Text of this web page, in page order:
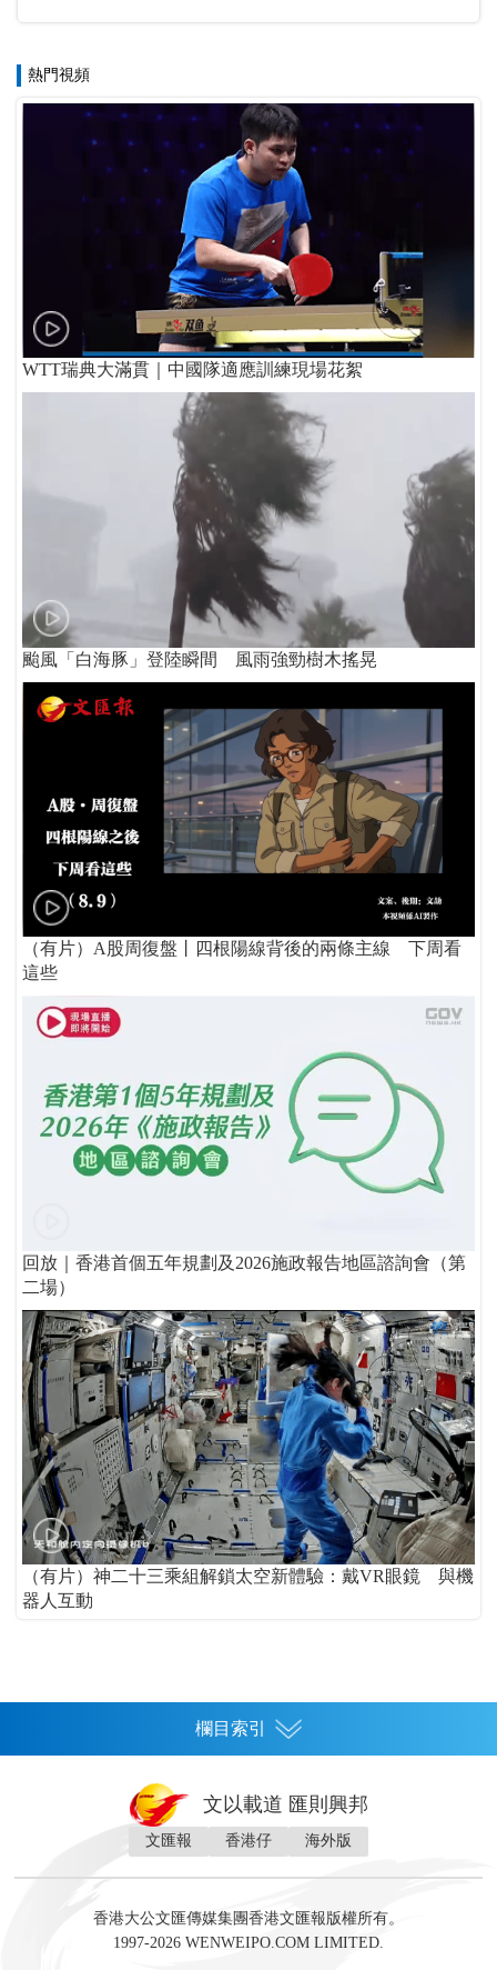
熱門視頻
WTT瑞典大滿貫｜中國隊適應訓練現場花絮
颱風「白海豚」登陸瞬間 風雨強勁樹木搖晃
（有片）A股周復盤丨四根陽線背後的兩條主線 下周看
這些
回放｜香港首個五年規劃及2026施政報告地區諮詢會（第
二場）
（有片）神二十三乘組解鎖太空新體驗：戴VR眼鏡 與機
器人互動
欄目索引
灣區人
財經 地產 投資 財評 數字經濟
文以載道 匯則興邦
文匯報 香港仔 海外版
香港大公文匯傳媒集團香港文匯報版權所有。
1997-2026 WENWEIPO.COM LIMITED.